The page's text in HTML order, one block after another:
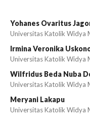
Yohanes Ovaritus
Universitas Katolik Widya
Irmina Veronika
Universitas Katolik Widya
Wilfridus Beda Nuba
Universitas Katolik Widya
Meryani Lakapu
Universitas Katolik Widya